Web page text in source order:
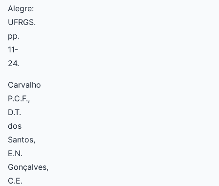
Alegre:
UFRGS.
pp.
11-
24.
Carvalho
P.C.F.,
D.T.
dos
Santos,
E.N.
Gonçalves,
C.E.